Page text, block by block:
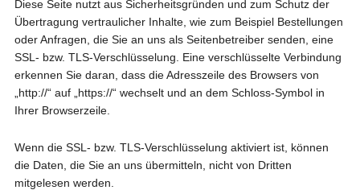
Diese Seite nutzt aus Sicherheitsgründen und zum Schutz der
Übertragung vertraulicher Inhalte, wie zum Beispiel Bestellungen
oder Anfragen, die Sie an uns als Seitenbetreiber senden, eine
SSL- bzw. TLS-Verschlüsselung. Eine verschlüsselte Verbindung
erkennen Sie daran, dass die Adresszeile des Browsers von
„http://“ auf „https://“ wechselt und an dem Schloss-Symbol in
Ihrer Browserzeile.
Wenn die SSL- bzw. TLS-Verschlüsselung aktiviert ist, können
die Daten, die Sie an uns übermitteln, nicht von Dritten
mitgelesen werden.